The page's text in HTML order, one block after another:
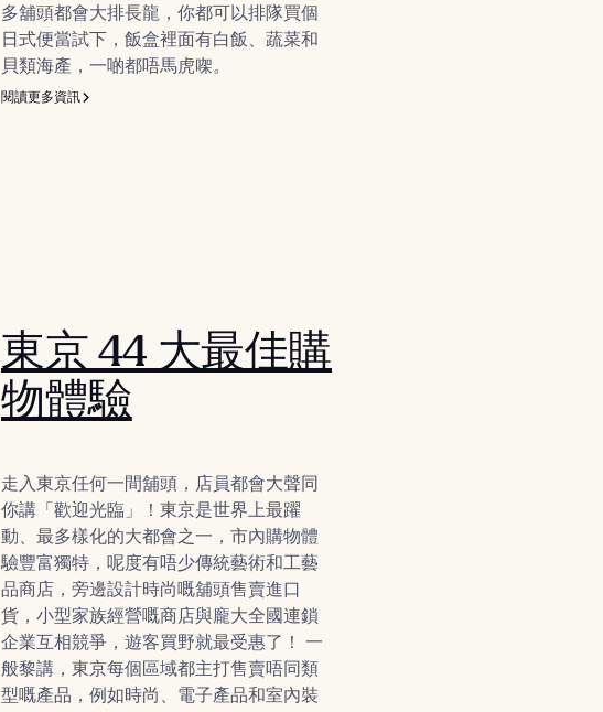
多舖頭都會大排長龍，你都可以排隊買個
日式便當試下，飯盒裡面有白飯、蔬菜和
貝類海產，一啲都唔馬虎㗎。
閱讀更多資訊
東京 44 大最佳購
物體驗
走入東京任何一間舖頭，店員都會大聲同
你講「歡迎光臨」！東京是世界上最躍
動、最多樣化的大都會之一，市內購物體
驗豐富獨特，呢度有唔少傳統藝術和工藝
品商店，旁邊設計時尚嘅舖頭售賣進口
貨，小型家族經營嘅商店與龐大全國連鎖
企業互相競爭，遊客買野就最受惠了！ 一
般黎講，東京每個區域都主打售賣唔同類
型嘅產品，例如時尚、電子產品和室內裝